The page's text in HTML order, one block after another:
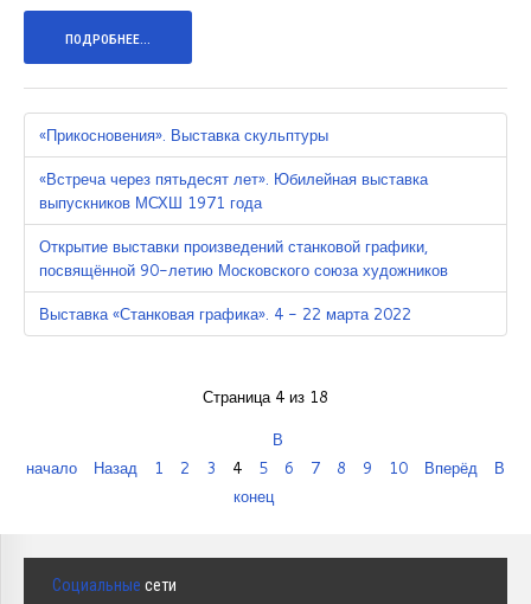
ПОДРОБНЕЕ...
«Прикосновения». Выставка скульптуры
«Встреча через пятьдесят лет». Юбилейная выставка
выпускников МСХШ 1971 года
Открытие выставки произведений станковой графики,
посвящённой 90-летию Московского союза художников
Выставка «Станковая графика». 4 - 22 марта 2022
Страница 4 из 18
В
начало
Назад 1 2 3 4 5 6 7 8 9 10 Вперёд
В
конец
Социальные сети